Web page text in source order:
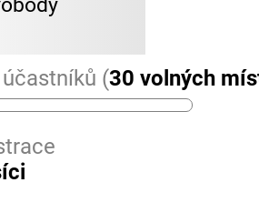
(30 volných